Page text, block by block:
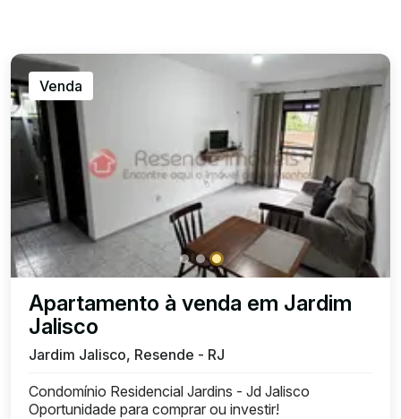
Venda
Apartamento à venda em Jardim
Jalisco
Jardim Jalisco, Resende - RJ
Condomínio Residencial Jardins - Jd Jalisco
Oportunidade para comprar ou investir!